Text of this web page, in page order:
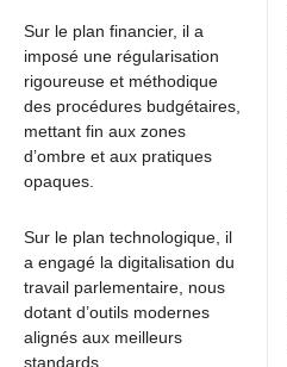
Sur le plan financier, il a
imposé une régularisation
rigoureuse et méthodique
des procédures budgétaires,
mettant fin aux zones
d’ombre et aux pratiques
opaques.
Sur le plan technologique, il
a engagé la digitalisation du
travail parlementaire, nous
dotant d’outils modernes
alignés aux meilleurs
standards.